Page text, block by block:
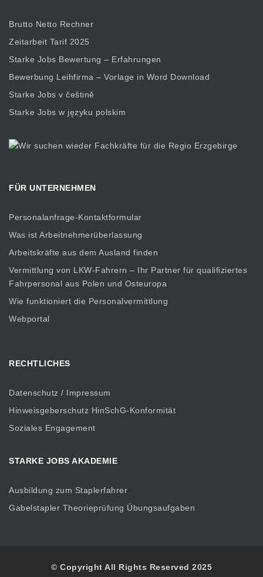
Brutto Netto Rechner
Zeitarbeit Tarif 2025
Starke Jobs Bewertung – Erfahrungen
Bewerbung Leihfirma – Vorlage in Word Download
Starke Jobs v češtině
Starke Jobs w języku polskim
FÜR UNTERNEHMEN
Personalanfrage-Kontaktformular
Was ist Arbeitnehmerüberlassung
Arbeitskräfte aus dem Ausland finden
Vermittlung von LKW-Fahrern – Ihr Partner für qualifiziertes
Fahrpersonal aus Polen und Osteuropa
Wie funktioniert die Personalvermittlung
Webportal
RECHTLICHES
Datenschutz / Impressum
Hinweisgeberschutz HinSchG-Konformität
Soziales Engagement
STARKE JOBS AKADEMIE
Ausbildung zum Staplerfahrer
Gabelstapler Theorieprüfung Übungsaufgaben
© Copyright All Rights Reserved 2025